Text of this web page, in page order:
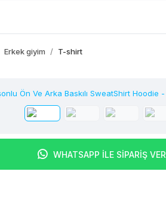
Erkek giyim T-shirt
WHATSAPP İLE SİPARİŞ VER